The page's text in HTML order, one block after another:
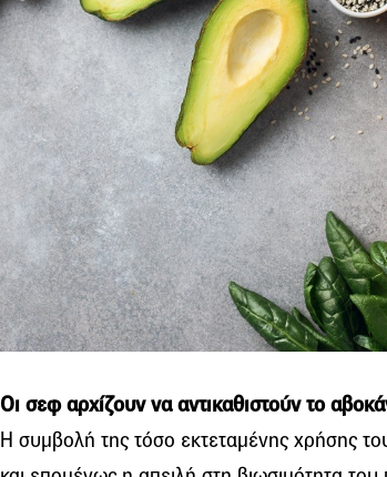
Οι σεφ αρχίζουν να αντικαθιστούν το
Η συμβολή της τόσο εκτεταμένης χρήσης